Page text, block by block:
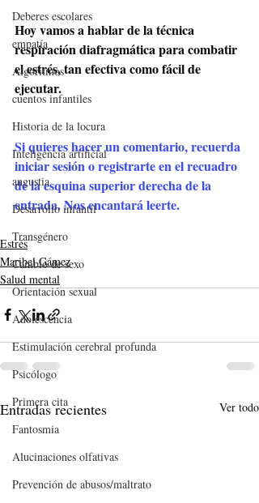
Deberes escolares
empatía
Algoritmos
cuentos infantiles
Historia de la locura
Inteligencia artificial
angustia
Desarrollo infantil
Transgénero
Cambio de sexo
Orientación sexual
Adolescencia
Estimulación cerebral profunda
Psicólogo
Primera cita
Fantosmia
Alucinaciones olfativas
Prevención de abusos/maltrato
Hoy vamos a hablar de la técnica
respiración diafragmática para combatir
el estrés, tan efectiva como fácil de
ejecutar.
Si quieres hacer un comentario, recuerda
iniciar sesión o registrarte en el recuadro
de la esquina superior derecha de la
entrada. Nos encantará leerte.
Estrés
Maribel Gámez
Salud mental
Entradas recientes Ver todo